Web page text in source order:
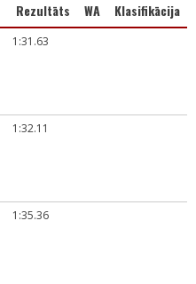
Rezultāts WA Klasifikācija
1:31.63
1:32.11
1:35.36